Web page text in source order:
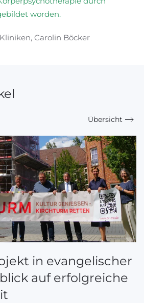
worden.
Carolin Böcker
Übersicht
in evangelischer
auf erfolgreiche